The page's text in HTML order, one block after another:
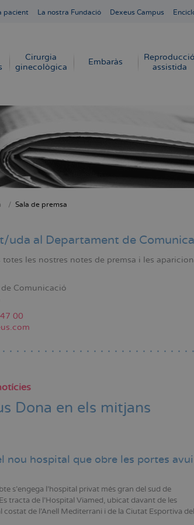
pacient La nostra Fundació Dexeus Campus
Cirurgia
ginecològica
Embaràs
Reproducció
assistida
Sala de premsa
uda al Departament de
les nostres notes de premsa i les
Comunicació
00
Dona en els mitjans
nou hospital que obre les portes avui
s'engega l'hospital privat més gran del sud de
tracta de l'Hospital Viamed, ubicat davant de les
costat de l'Anell Mediterrani i de la Ciutat Esportiva del